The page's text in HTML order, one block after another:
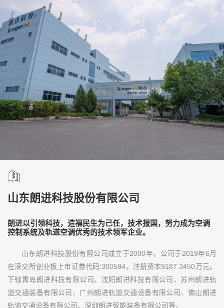
山东朗进科技股份有限公司
朗进以引领科技，造福民生为己任，技术报国，努力成为空调
控制系统及轨道空调优秀的技术领军企业。
山东朗进科技股份有限公司成立于2000年，公司于2019年6月
在深交所创业板上市证券代码:300594，注册资本9187.3450万元。
下辖青岛朗进科技有限公司、沈阳朗进科技有限公司、苏州朗进轨
道交通装备有限公司、广州朗进轨道交通设备有限公司、佛山朗进
轨道交通设备有限公司、深圳朗进智能装备有限公司等。